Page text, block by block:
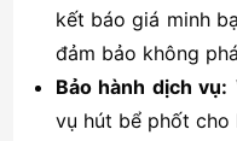
kết báo giá minh
đảm bảo không
Bảo hành dịch vụ:
vụ hút bể phốt cho